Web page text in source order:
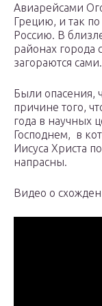
Авиарейсами
Грецию, и так
Россию. В
районах города
загораются сами.
Были опасения,
причине того,
года в научных
Господнем, в
Иисуса Христа
напрасны.
Видео о